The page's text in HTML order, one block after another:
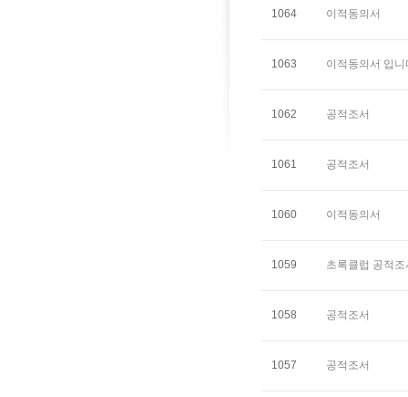
1064 이적동의서
1063 이적동의서 입니
1062 공적조서
1061 공적조서
1060 이적동의서
1059 초록클럽 공적조
1058 공적조서
1057 공적조서